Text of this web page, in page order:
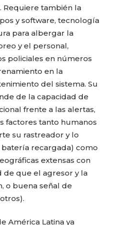
Requiere también la
y software, tecnología
para albergar la
y el personal,
policiales en números
en la
del sistema. Su
de la capacidad de
frente a las alertas,
factores tanto humanos
su rastreador y lo
recargada) como
extensas con
de que el agresor y la
o buena señal de
América Latina ya